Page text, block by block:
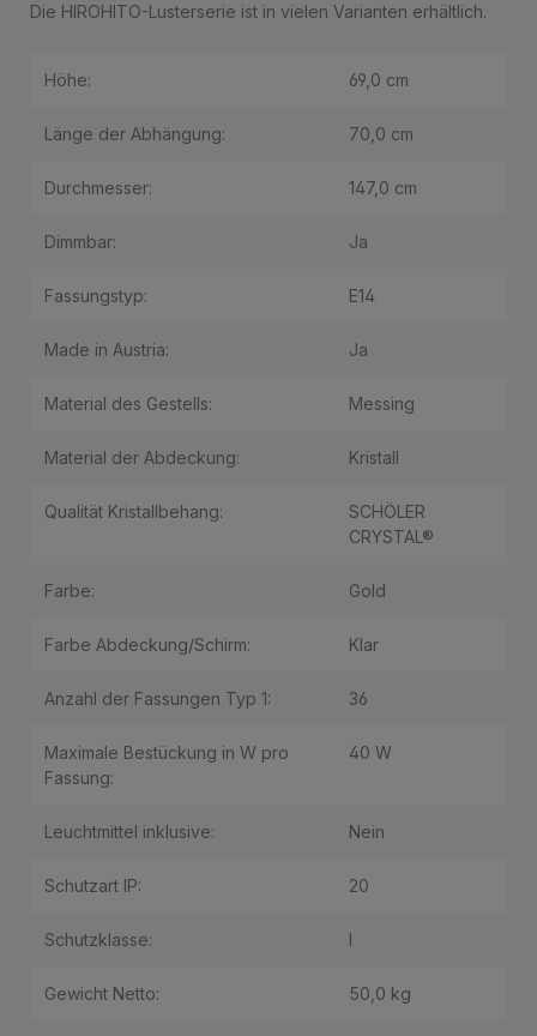
Die HIROHITO-Lusterserie ist in vielen Varianten erhältlich.
Höhe: 69,0 cm
Länge der Abhängung: 70,0 cm
Durchmesser: 147,0 cm
Dimmbar: Ja
Fassungstyp: E14
Made in Austria: Ja
Material des Gestells: Messing
Material der Abdeckung: Kristall
Qualität Kristallbehang:
SCHÖLER
CRYSTAL®
Farbe: Gold
Farbe Abdeckung/Schirm: Klar
Anzahl der Fassungen Typ 1: 36
Maximale Bestückung in W pro
Fassung:
40 W
Leuchtmittel inklusive: Nein
Schutzart IP: 20
Schutzklasse: I
Gewicht Netto: 50,0 kg